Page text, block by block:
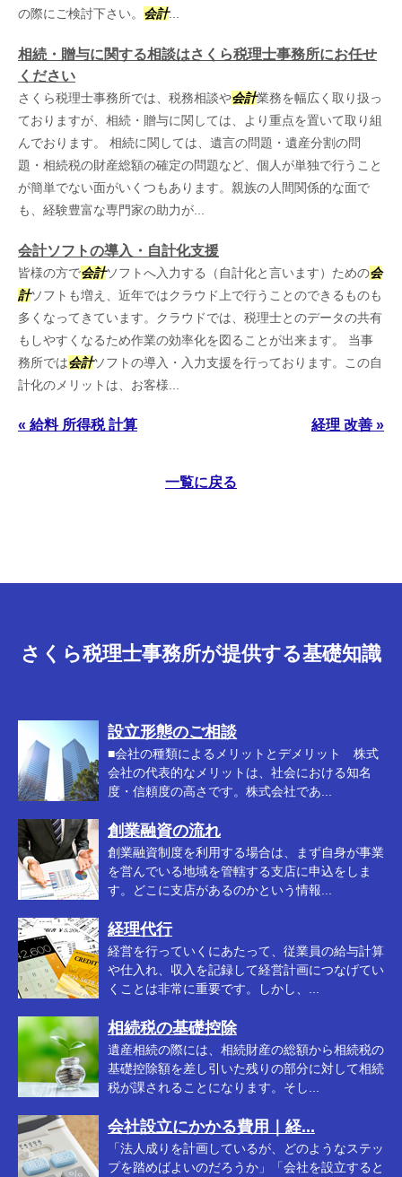
の際にご検討下さい。 会計...
相続・贈与に関する相談はさくら税理士事務所にお任せ
ください
さくら税理士事務所では、税務相談や会計業務を幅広く取り扱っ
ておりますが、相続・贈与に関しては、より重点を置いて取り組
んでおります。 相続に関しては、遺言の問題・遺産分割の問
題・相続税の財産総額の確定の問題など、個人が単独で行うこと
が簡単でない面がいくつもあります。親族の人間関係的な面で
も、経験豊富な専門家の助力が...
会計ソフトの導入・自計化支援
皆様の方で会計ソフトへ入力する（自計化と言います）ための会
計ソフトも増え、近年ではクラウド上で行うことのできるものも
多くなってきています。クラウドでは、税理士とのデータの共有
もしやすくなるため作業の効率化を図ることが出来ます。 当事
務所では会計ソフトの導入・入力支援を行っております。この自
計化のメリットは、お客様...
« 給料 所得税 計算 経理 改善 »
一覧に戻る
さくら税理士事務所が提供する基礎知識
設立形態のご相談
■会社の種類によるメリットとデメリット 株式
会社の代表的なメリットは、社会における知名
度・信頼度の高さです。株式会社であ...
創業融資の流れ
創業融資制度を利用する場合は、まず自身が事業
を営んでいる地域を管轄する支店に申込をしま
す。どこに支店があるのかという情報...
経理代行
経営を行っていくにあたって、従業員の給与計算
や仕入れ、収入を記録して経営計画につなげてい
くことは非常に重要です。しかし、...
相続税の基礎控除
遺産相続の際には、相続財産の総額から相続税の
基礎控除額を差し引いた残りの部分に対して相続
税が課されることになります。そし...
会社設立にかかる費用｜経...
「法人成りを計画しているが、どのようなステッ
プを踏めばよいのだろうか」「会社を設立すると